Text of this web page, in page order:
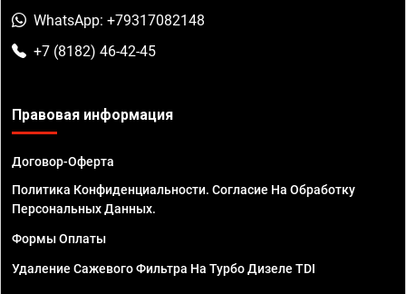
WhatsApp: +79317082148
+7 (8182) 46-42-45
Правовая информация
Договор-Оферта
Политика Конфиденциальности. Согласие На Обработку
Персональных Данных.
Формы Оплаты
Удаление Сажевого Фильтра На Турбо Дизеле TDI